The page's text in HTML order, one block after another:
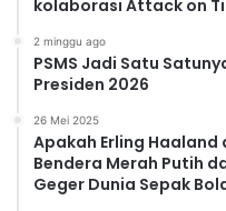
kolaborasi Attack on
2 minggu ago
PSMS Jadi Satu
Presiden 2026
26 Mei 2025
Apakah Erling Haaland
Bendera Merah Putih
Geger Dunia Sepak